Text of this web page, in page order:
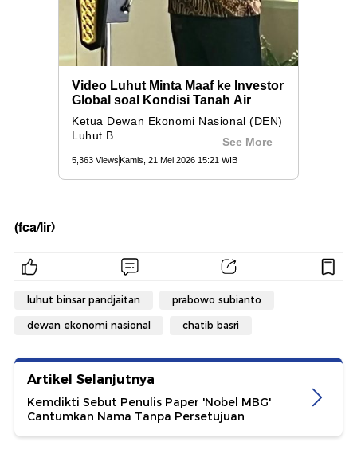
(fca/lir)
luhut binsar pandjaitan prabowo subianto
dewan ekonomi nasional chatib basri
Artikel Selanjutnya
Kemdikti Sebut Penulis Paper 'Nobel MBG'
Cantumkan Nama Tanpa Persetujuan